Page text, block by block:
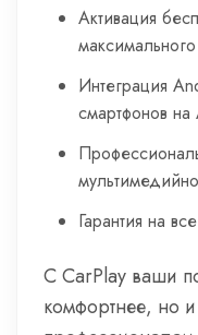
Активация
Интеграция
смартфонов на
Гарантия на
С CarPlay ваши
комфортнее, но